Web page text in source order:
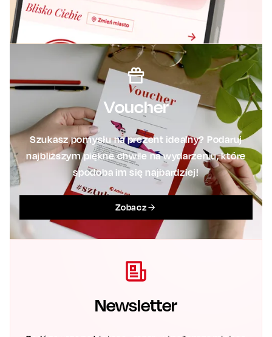
Voucher
Szukasz pomysłu na prezent idealny? Podaruj
najbliższym piękne chwile na wydarzeniu, które
spodoba im się najbardziej!
Zobacz
Newsletter